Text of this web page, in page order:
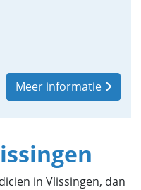
Meer informatie
in Vlissingen, dan